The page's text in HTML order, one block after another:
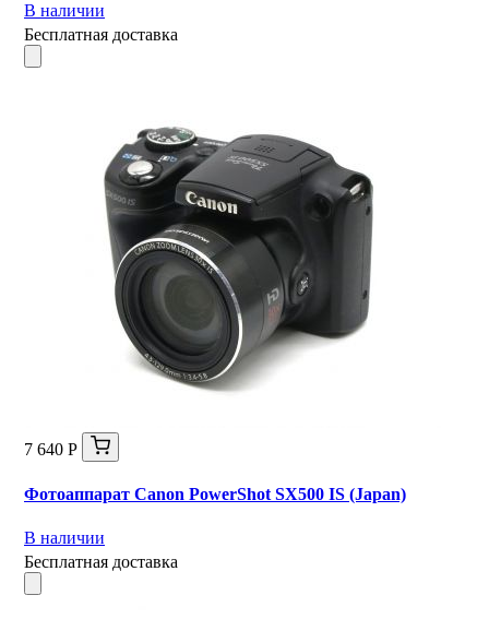
В наличии
Бесплатная доставка
7 640 Р
Фотоаппарат Canon PowerShot SX500 IS (Japan)
В наличии
Бесплатная доставка